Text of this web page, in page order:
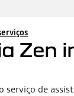
Zen
de